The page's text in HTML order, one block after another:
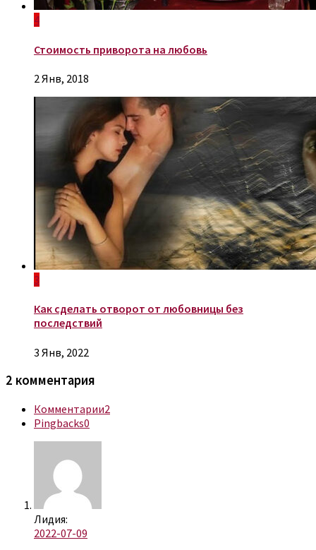
4
Стоимость приворота на любовь
2 Янв, 2018
3
Как сделать отворот от любовницы без
последствий
3 Янв, 2022
2 комментария
Комментарии2
Pingbacks0
Лидия:
2022-07-09